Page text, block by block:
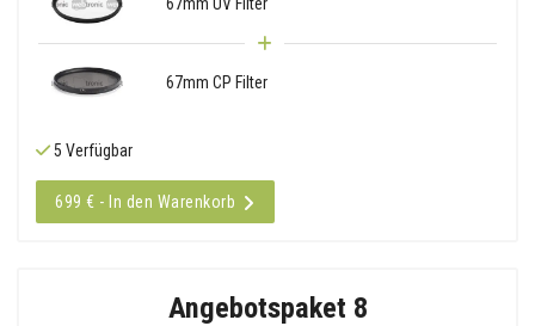
67mm CP Filter
5 Verfügbar
699 € - In den Warenkorb
Angebotspaket 8